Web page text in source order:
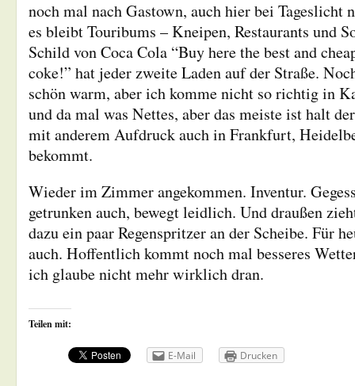
noch mal nach Gastown, auch hier bei Tageslicht
es bleibt Touribums – Kneipen, Restaurants und
Schild von Coca Cola “Buy here the best and
coke!” hat jeder zweite Laden auf der Straße.
schön warm, aber ich komme nicht so richtig in
und da mal was Nettes, aber das meiste ist halt
mit anderem Aufdruck auch in Frankfurt,
bekommt.
Wieder im Zimmer angekommen. Inventur.
getrunken auch, bewegt leidlich. Und draußen
dazu ein paar Regenspritzer an der Scheibe. Für
auch. Hoffentlich kommt noch mal besseres
ich glaube nicht mehr wirklich dran.
Teilen mit:
E-Mail Drucken